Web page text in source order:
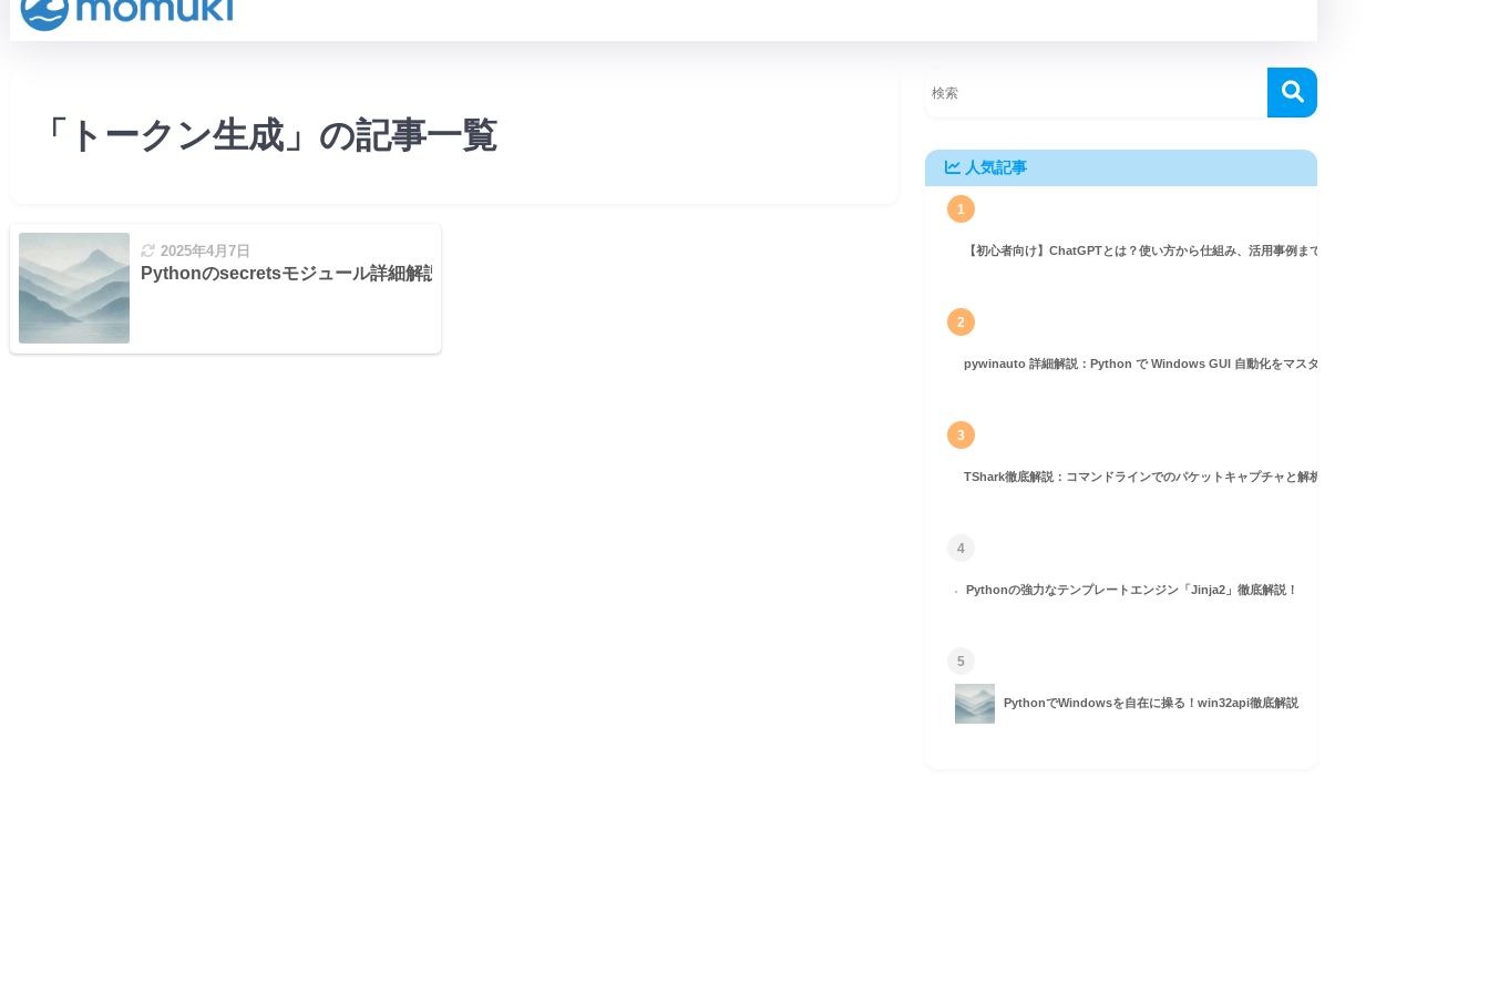
「トークン生成」の記事一覧
2025年4月7日
Pythonのsecretsモジュール詳細解説：安全なパスワードとトークン生成の鍵
人気記事
1
【初心者向け】ChatGPTとは？使い方から仕組み、活用事例まで徹底解説
2
pywinauto 詳細解説：Python で Windows GUI 自動化をマスターしよう！
3
TShark徹底解説：コマンドラインでのパケットキャプチャと解析ガイド
4
Pythonの強力なテンプレートエンジン「Jinja2」徹底解説！
5
PythonでWindowsを自在に操る！win32api徹底解説